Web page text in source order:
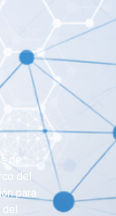
de
del
para
del